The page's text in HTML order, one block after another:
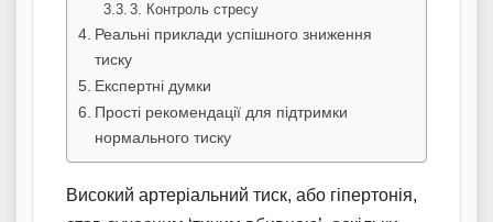
3. Контроль стресу
Реальні приклади успішного зниження
тиску
Експертні думки
Прості рекомендації для підтримки
нормального тиску
Високий артеріальний тиск, або гіпертонія,